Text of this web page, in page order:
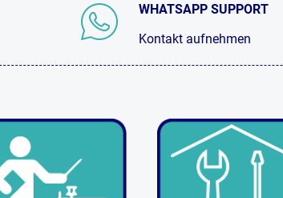
WHATSAPP SUPPORT
Kontakt aufnehmen